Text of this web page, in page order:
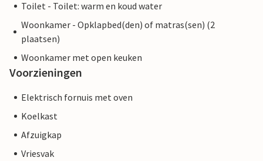
Toilet - Toilet: warm en koud water
Woonkamer - Opklapbed(den) of matras(sen) (2
plaatsen)
Woonkamer met open keuken
Voorzieningen
Elektrisch fornuis met oven
Koelkast
Afzuigkap
Vriesvak